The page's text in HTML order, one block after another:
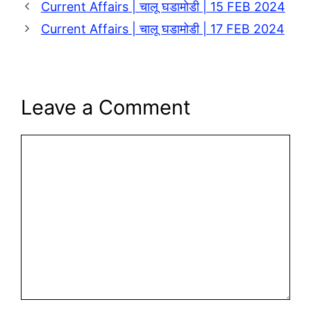
Current Affairs | चालू घडामोडी | 15 FEB 2024
Current Affairs | चालू घडामोडी | 17 FEB 2024
Leave a Comment